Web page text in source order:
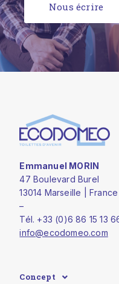
Nous écrire
Emmanuel MORIN
47 Boulevard Burel
13014 Marseille | France
–
Tél. +33 (0)6 86 15 13
info@ecodomeo.com
Concept